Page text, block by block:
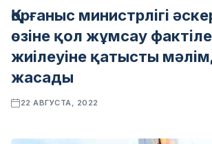
Қорғаныс министрлігі
өзіне қол жұмсау
жиілеуіне қатысты
жасады
22 АВГУСТА, 2022